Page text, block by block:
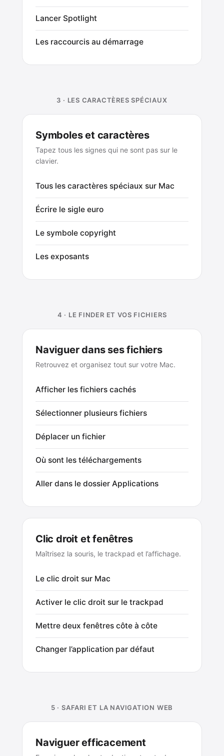
Lancer Spotlight
Les raccourcis au démarrage
3 · LES CARACTÈRES SPÉCIAUX
Symboles et caractères
Tapez tous les signes qui ne sont pas sur le
clavier.
Tous les caractères spéciaux sur Mac
Écrire le sigle euro
Le symbole copyright
Les exposants
4 · LE FINDER ET VOS FICHIERS
Naviguer dans ses fichiers
Retrouvez et organisez tout sur votre Mac.
Afficher les fichiers cachés
Sélectionner plusieurs fichiers
Déplacer un fichier
Où sont les téléchargements
Aller dans le dossier Applications
Clic droit et fenêtres
Maîtrisez la souris, le trackpad et l’affichage.
Le clic droit sur Mac
Activer le clic droit sur le trackpad
Mettre deux fenêtres côte à côte
Changer l’application par défaut
5 · SAFARI ET LA NAVIGATION WEB
Naviguer efficacement